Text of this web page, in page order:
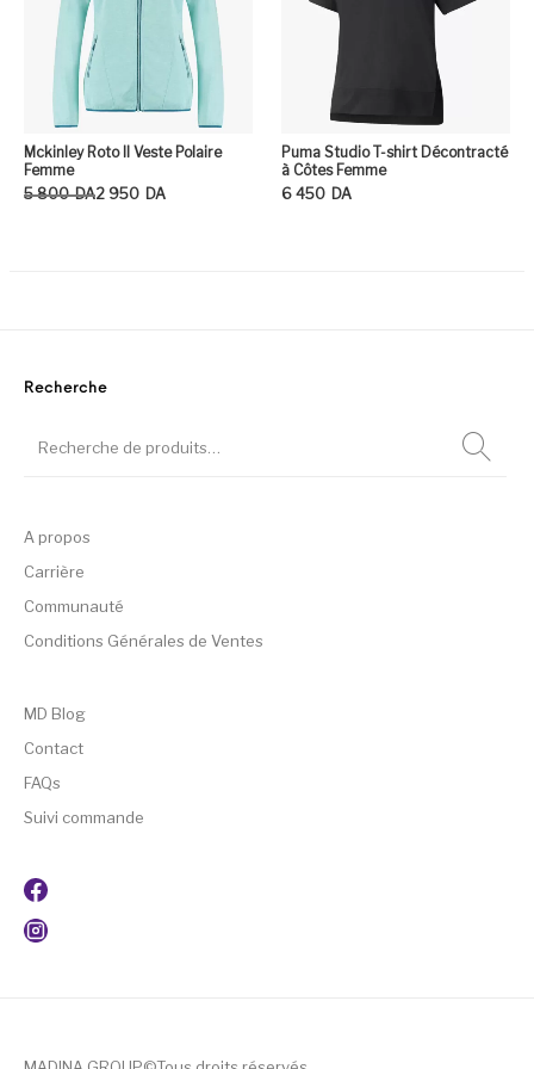
Mckinley Roto II Veste Polaire
Femme
5 800 DA
Le prix initial était : 5 800DA.
2 950 DA
Le prix actuel est : 2 950DA.
Puma Studio T-shirt Décontracté
à Côtes Femme
6 450 DA
Recherche
A propos
Carrière
Communauté
Conditions Générales de Ventes
MD Blog
Contact
FAQs
Suivi commande